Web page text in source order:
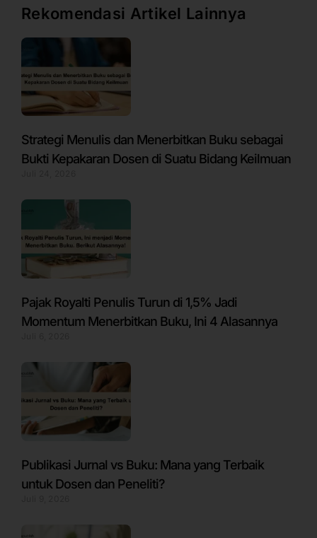
Rekomendasi Artikel Lainnya
Strategi Menulis dan Menerbitkan Buku sebagai
Bukti Kepakaran Dosen di Suatu Bidang Keilmuan
Pajak Royalti Penulis Turun di 1,5% Jadi
Momentum Menerbitkan Buku, Ini 4 Alasannya
Publikasi Jurnal vs Buku: Mana yang Terbaik
untuk Dosen dan Peneliti?